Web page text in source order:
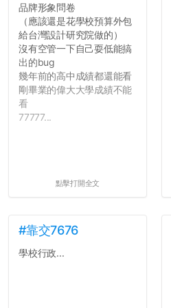
品牌形象問卷
（應該還是花學校預算外包
給台灣設計研究院做的）
沒有空管一下自己耍低能搞
出的bug
幾年前的高中成績都還能看
剛畢業的偉大大學成績不能
看
77777...
點擊打開全文
#靠交7676
學校行政...